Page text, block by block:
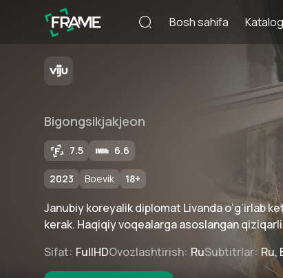
Bosh sahifa Katalog
Bigongsikjakjeon
7.5 6.6
2023 Boevik 18+
Janubiy koreyalik diplomat Livanda o‘g‘irlab
kerak. Haqiqiy voqealarga asoslangan
Sifat: FullHDOvozlashtirish: RuSubtitrlar: Ru,